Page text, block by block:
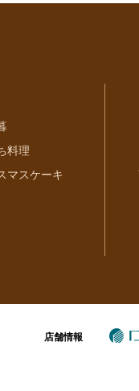
料理
マスケーキ
店舗情報